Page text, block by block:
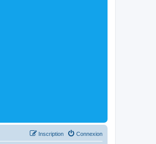
Connexion
Inscription